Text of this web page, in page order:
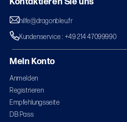
hilfe@dragonbleu.fr
Kundenservice : +49 214 47099990
Mein Konto
Anmelden
Registrieren
Empfehlungsseite
DB Pass